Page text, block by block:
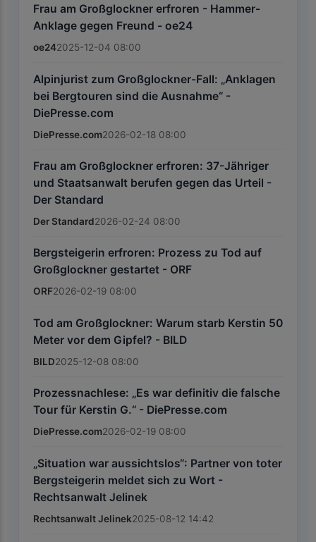
Frau am Großglockner erfroren - Hammer-
Anklage gegen Freund - oe24
oe242025-12-04 08:00
Alpinjurist zum Großglockner-Fall: „Anklagen
bei Bergtouren sind die Ausnahme“ -
DiePresse.com
DiePresse.com2026-02-18 08:00
Frau am Großglockner erfroren: 37-Jähriger
und Staatsanwalt berufen gegen das Urteil -
Der Standard
Der Standard2026-02-24 08:00
Bergsteigerin erfroren: Prozess zu Tod auf
Großglockner gestartet - ORF
ORF2026-02-19 08:00
Tod am Großglockner: Warum starb Kerstin 50
Meter vor dem Gipfel? - BILD
BILD2025-12-08 08:00
Prozessnachlese: „Es war definitiv die falsche
Tour für Kerstin G.“ - DiePresse.com
DiePresse.com2026-02-19 08:00
„Situation war aussichtslos“: Partner von toter
Bergsteigerin meldet sich zu Wort -
Rechtsanwalt Jelinek
Rechtsanwalt Jelinek2025-08-12 14:42